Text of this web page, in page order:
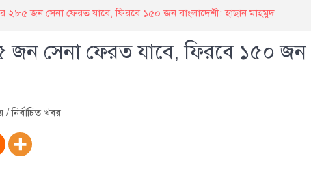
২৮৫ জন সেনা ফেরত যাবে, ফিরবে ১৫০ জন বাংলাদেশী: হাছান মাহমুদ
জন সেনা ফেরত যাবে, ফিরবে ১৫০ জন
/নির্বাচিত খবর